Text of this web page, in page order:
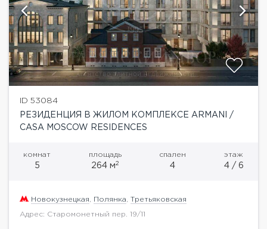
ID 53084
РЕЗИДЕНЦИЯ В ЖИЛОМ КОМПЛЕКСЕ ARMANI /
CASA MOSCOW RESIDENCES
комнат
5
площадь
264 м2
спален
4
этаж
4 / 6
Новокузнецкая Полянка Третьяковская
Адрес: Старомонетный пер. 19/11